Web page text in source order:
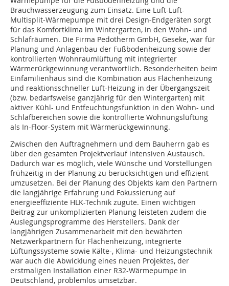
Brauchwasserzeugung zum Einsatz. Eine Luft-Luft-
Multisplit-Wärmepumpe mit drei Design-Endgeräten sorgt
für das Komfortklima im Wintergarten, in den Wohn- und
Schlafräumen. Die Firma Pedotherm GmbH, Geseke, war für
Planung und Anlagenbau der Fußbodenheizung sowie der
kontrollierten Wohnraumlüftung mit integrierter
Wärmerückgewinnung verantwortlich. Besonderheiten beim
Einfamilienhaus sind die Kombination aus Flächenheizung
und reaktionsschneller Luft-Heizung in der Übergangszeit
(bzw. bedarfsweise ganzjährig für den Wintergarten) mit
aktiver Kühl- und Entfeuchtungsfunktion in den Wohn- und
Schlafbereichen sowie die kontrollierte Wohnungslüftung
als In-Floor-System mit Wärmerückgewinnung.
Zwischen den Auftragnehmern und dem Bauherrn gab es
über den gesamten Projektverlauf intensiven Austausch.
Dadurch war es möglich, viele Wünsche und Vorstellungen
frühzeitig in der Planung zu berücksichtigen und effizient
umzusetzen. Bei der Planung des Objekts kam den Partnern
die langjährige Erfahrung und Fokussierung auf
energieeffiziente HLK-Technik zugute. Einen wichtigen
Beitrag zur unkomplizierten Planung leisteten zudem die
Auslegungsprogramme des Herstellers. Dank der
langjährigen Zusammenarbeit mit den bewährten
Netzwerkpartnern für Flächenheizung, integrierte
Lüftungssysteme sowie Kälte-, Klima- und Heizungstechnik
war auch die Abwicklung eines neuen Projektes, der
erstmaligen Installation einer R32-Wärmepumpe in
Deutschland, problemlos umsetzbar.